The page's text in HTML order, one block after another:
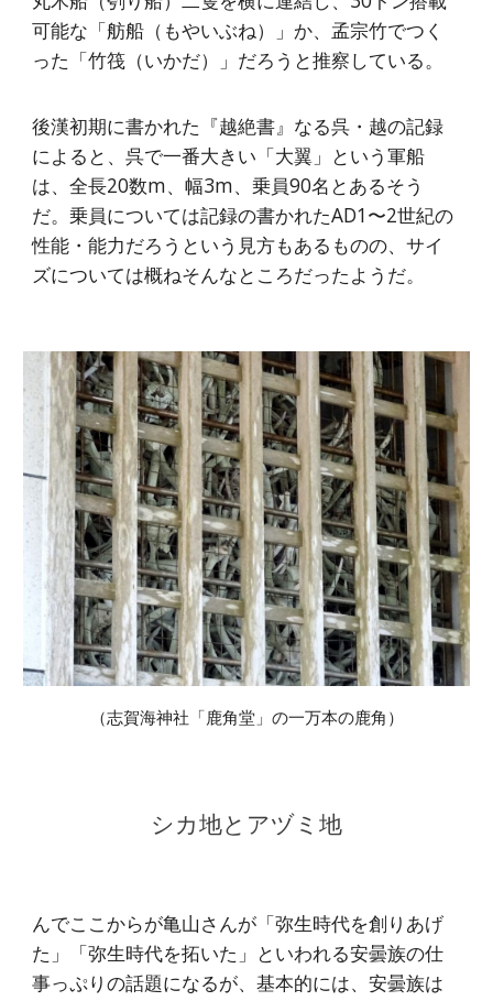
可能な「舫船（もやいぶね）」か、孟宗竹でつく
った「竹筏（いかだ）」だろうと推察している。
後漢初期に書かれた『越絶書』なる呉・越の記録
によると、呉で一番大きい「大翼」という軍船
は、全長20数m、幅3m、乗員90名とあるそう
だ。乗員については記録の書かれたAD1〜2世紀の
性能・能力だろうという見方もあるものの、サイ
ズについては概ねそんなところだったようだ。
（志賀海神社「鹿角堂」の一万本の鹿角）
シカ地とアヅミ地
んでここからが亀山さんが「弥生時代を創りあげ
た」「弥生時代を拓いた」といわれる安曇族の仕
事っぷりの話題になるが、基本的には、安曇族は